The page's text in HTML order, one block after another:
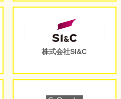
株式会社SI&C